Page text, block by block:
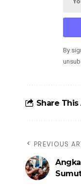
By
Share
PREVIOUS